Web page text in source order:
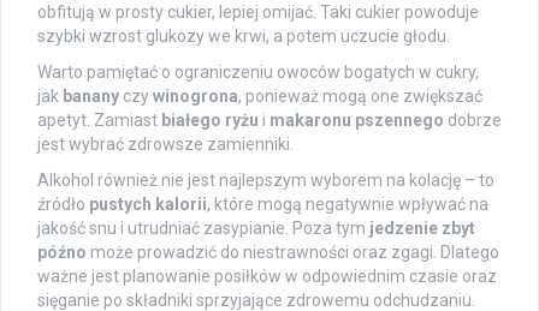
obfitują w prosty cukier, lepiej omijać. Taki cukier powoduje
szybki wzrost glukozy we krwi, a potem uczucie głodu.
Warto pamiętać o ograniczeniu owoców bogatych w cukry,
jak banany czywinogrona, ponieważ mogą one zwiększać
apetyt. Zamiast białego ryżu i makaronu pszennego dobrze
jest wybrać zdrowsze zamienniki.
Alkohol również nie jest najlepszym wyborem na kolację – to
źródło pustych kalorii, które mogą negatywnie wpływać na
jakość snu i utrudniać zasypianie. Poza tym jedzenie zbyt
późno może prowadzić do niestrawności oraz zgagi. Dlatego
ważne jest planowanie posiłków w odpowiednim czasie oraz
sięganie po składniki sprzyjające zdrowemu odchudzaniu.